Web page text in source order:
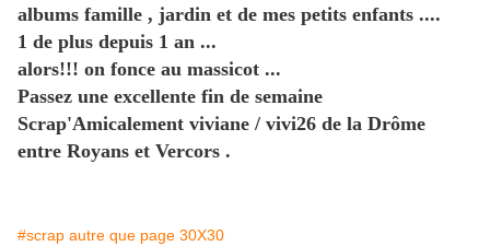
albums famille , jardin et de mes petits enfants ....
1 de plus depuis 1 an ...
alors!!! on fonce au massicot ...
Passez une excellente fin de semaine
Scrap'Amicalement viviane / vivi26 de la Drôme
entre Royans et Vercors .
#scrap autre que page 30X30